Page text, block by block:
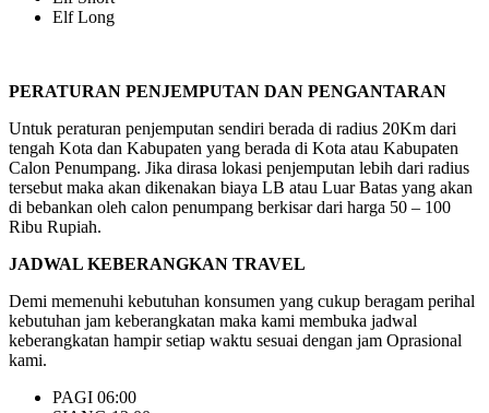
Elf Long
PERATURAN PENJEMPUTAN DAN PENGANTARAN
Untuk peraturan penjemputan sendiri berada di radius 20Km dari
tengah Kota dan Kabupaten yang berada di Kota atau Kabupaten
Calon Penumpang. Jika dirasa lokasi penjemputan lebih dari radius
tersebut maka akan dikenakan biaya LB atau Luar Batas yang akan
di bebankan oleh calon penumpang berkisar dari harga 50 – 100
Ribu Rupiah.
JADWAL KEBERANGKAN TRAVEL
Demi memenuhi kebutuhan konsumen yang cukup beragam perihal
kebutuhan jam keberangkatan maka kami membuka jadwal
keberangkatan hampir setiap waktu sesuai dengan jam Oprasional
kami.
PAGI 06:00